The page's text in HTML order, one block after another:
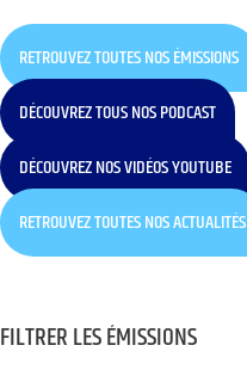
RETROUVEZ TOUTES NOS ÉMISSIONS
DÉCOUVREZ TOUS NOS PODCAST
DÉCOUVREZ NOS VIDÉOS YOUTUBE
RETROUVEZ TOUTES NOS ACTUALITÉS
FILTRER LES ÉMISSIONS